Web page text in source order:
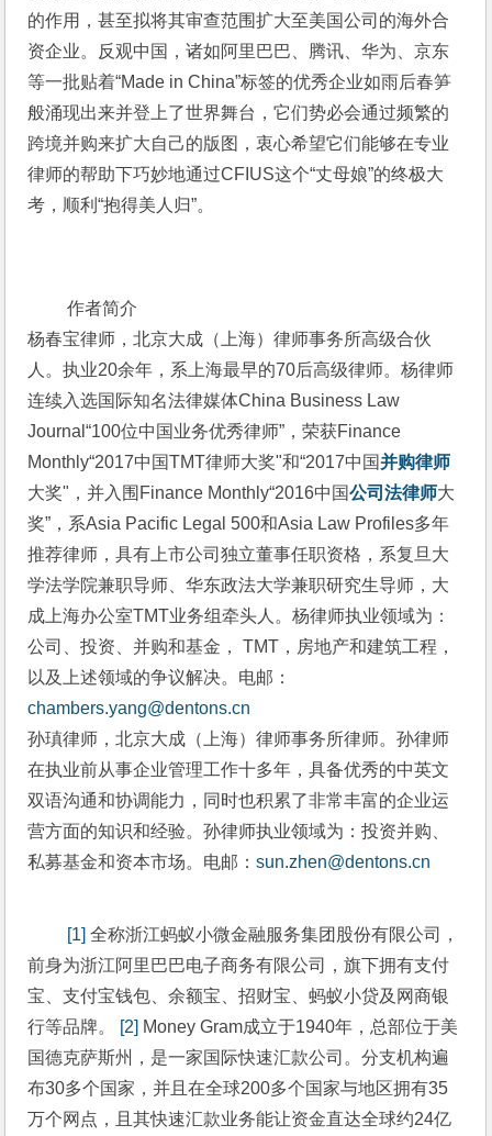
的作用，甚至拟将其审查范围扩大至美国公司的海外合
资企业。反观中国，诸如阿里巴巴、腾讯、华为、京东
等一批贴着“Made in China”标签的优秀企业如雨后春笋
般涌现出来并登上了世界舞台，它们势必会通过频繁的
跨境并购来扩大自己的版图，衷心希望它们能够在专业
律师的帮助下巧妙地通过CFIUS这个“丈母娘”的终极大
考，顺利“抱得美人归”。
作者简介
杨春宝律师，北京大成（上海）律师事务所高级合伙
人。执业20余年，系上海最早的70后高级律师。杨律师
连续入选国际知名法律媒体China Business Law
Journal“100位中国业务优秀律师”，荣获Finance
Monthly“2017中国TMT律师大奖"和“2017中国并购律师
大奖"，并入围Finance Monthly“2016中国公司法律师大
奖”，系Asia Pacific Legal 500和Asia Law Profiles多年
推荐律师，具有上市公司独立董事任职资格，系复旦大
学法学院兼职导师、华东政法大学兼职研究生导师，大
成上海办公室TMT业务组牵头人。杨律师执业领域为：
公司、投资、并购和基金， TMT，房地产和建筑工程，
以及上述领域的争议解决。电邮：
chambers.yang@dentons.cn
孙瑱律师，北京大成（上海）律师事务所律师。孙律师
在执业前从事企业管理工作十多年，具备优秀的中英文
双语沟通和协调能力，同时也积累了非常丰富的企业运
营方面的知识和经验。孙律师执业领域为：投资并购、
私募基金和资本市场。电邮：sun.zhen@dentons.cn
[1] 全称浙江蚂蚁小微金融服务集团股份有限公司，
前身为浙江阿里巴巴电子商务有限公司，旗下拥有支付
宝、支付宝钱包、余额宝、招财宝、蚂蚁小贷及网商银
行等品牌。 [2] Money Gram成立于1940年，总部位于美
国德克萨斯州，是一家国际快速汇款公司。分支机构遍
布30多个国家，并且在全球200多个国家与地区拥有35
万个网点，且其快速汇款业务能让资金直达全球约24亿